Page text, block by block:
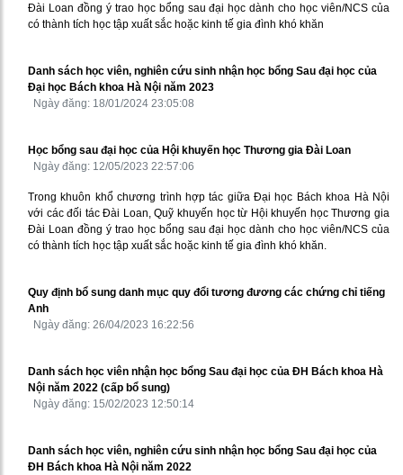
Đài Loan đồng ý trao học bổng sau đại học dành cho học viên/NCS của
có thành tích học tập xuất sắc hoặc kinh tế gia đình khó khăn
Danh sách học viên, nghiên cứu sinh nhận học bổng Sau đại học của
Đại học Bách khoa Hà Nội năm 2023
Ngày đăng: 18/01/2024 23:05:08
Học bổng sau đại học của Hội khuyến học Thương gia Đài Loan
Ngày đăng: 12/05/2023 22:57:06
Trong khuôn khổ chương trình hợp tác giữa Đại học Bách khoa Hà Nội
với các đối tác Đài Loan, Quỹ khuyến học từ Hội khuyến học Thương gia
Đài Loan đồng ý trao học bổng sau đại học dành cho học viên/NCS của
có thành tích học tập xuất sắc hoặc kinh tế gia đình khó khăn.
Quy định bổ sung danh mục quy đổi tương đương các chứng chỉ tiếng
Anh
Ngày đăng: 26/04/2023 16:22:56
Danh sách học viên nhận học bổng Sau đại học của ĐH Bách khoa Hà
Nội năm 2022 (cấp bổ sung)
Ngày đăng: 15/02/2023 12:50:14
Danh sách học viên, nghiên cứu sinh nhận học bổng Sau đại học của
ĐH Bách khoa Hà Nội năm 2022